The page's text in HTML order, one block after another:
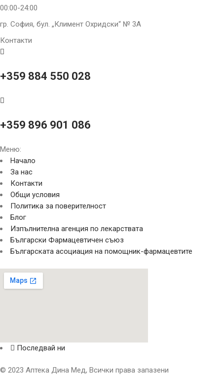
00:00-24:00
гр. София, бул. „Климент Охридски“ № 3A
Контакти
+359 884 550 028
+359 896 901 086
Меню:
Начало
За нас
Контакти
Общи условия
Политика за поверителност
Блог
Изпълнителна агенция по лекарствата
Български Фармацевтичен съюз
Българската асоциация на помощник-фармацевтите
Последвай ни
© 2023 Аптека Дина Мед, Всички права запазени